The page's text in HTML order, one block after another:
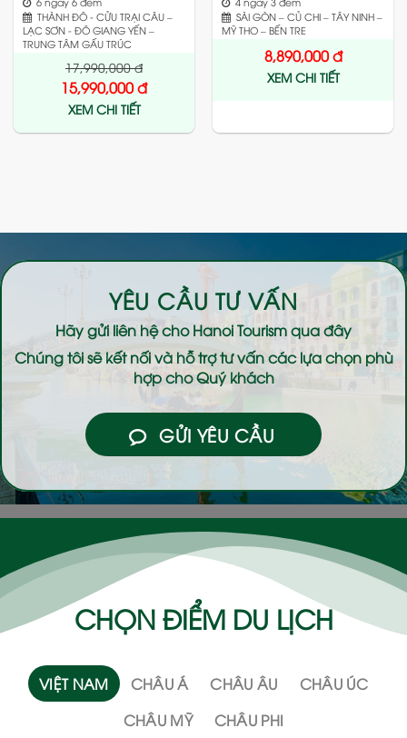
THÀNH ĐÔ - CỬU TRẠI CÂU –
LẠC SƠN - ĐÔ GIANG YẾN –
TRUNG TÂM GẤU TRÚC
17,990,000đ
15,990,000đ
XEM CHI TIẾT
SÀI GÒN – CỦ CHI – TÂY NINH –
MỸ THO – BẾN TRE
8,890,000đ
XEM CHI TIẾT
YÊU CẦU TƯ VẤN
Hãy gửi liên hệ choHanoi Tourismqua đây
Chúng tôi sẽ kết nối và hỗ trợ tư vấn các lựa chọn phù
hợp cho Quý khách
GỬI YÊU CẦU
CHỌN ĐIỂM DU LỊCH
VIỆT NAM CHÂU Á CHÂU ÂU
CHÂU ÚC
CHÂU MỸ
CHÂU PHI